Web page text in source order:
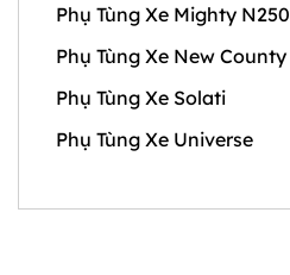
Phụ Tùng Xe Mighty N250
Phụ Tùng Xe New County
Phụ Tùng Xe Solati
Phụ Tùng Xe Universe